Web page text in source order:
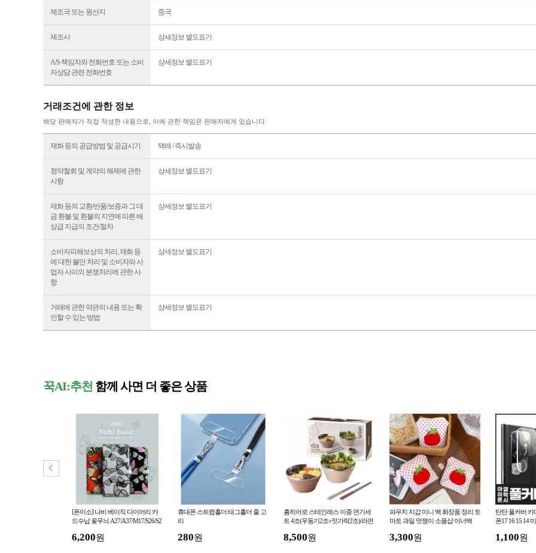
제조국 또는 원산지 중국
제조사 상세정보 별도표기
A/S 책임자와 전화번호 또는 소비
자상담 관련 전화번호
상세정보 별도표기
거래조건에 관한 정보
해당 판매자가 직접 작성한 내용으로, 이에 관한 책임은 판매자에게 있습니다
재화 등의 공급방법 및 공급시기 택배 / 즉시발송
청약철회 및 계약의 해제에 관한
사항
상세정보 별도표기
재화 등의 교환/반품/보증과 그 대
금 환불 및 환불의 지연에 따른 배
상급 지급의 조건/절차
상세정보 별도표기
소비자피해보상의 처리, 재화 등
에 대한 불만 처리 및 소비자와 사
업자 사이의 분쟁처리에 관한 사
항
상세정보 별도표기
거래에 관한 약관의 내용 또는 확
인할 수 있는 방법
상세정보 별도표기
꾹AI:추천 함께 사면 더 좋은 상품
[폰이소] 나비 베이직 다이어리 카
드수납 꽃무늬 A27/A37/M17/S26/S2
6,200원
휴대폰 스트랩홀더 태그홀더 줄 고
리
280원
홈히어로 스테인레스 이중 면기세
트 4조(우동기2조+젓가락2조)/라면
세트
8,500원
파우치 지갑 미니 백 화장품 정리 토
마토 과일 멋쟁이 소품샵 이너백
3,300원
탄탄 풀커버 카
폰17 16 15 14
1,100원